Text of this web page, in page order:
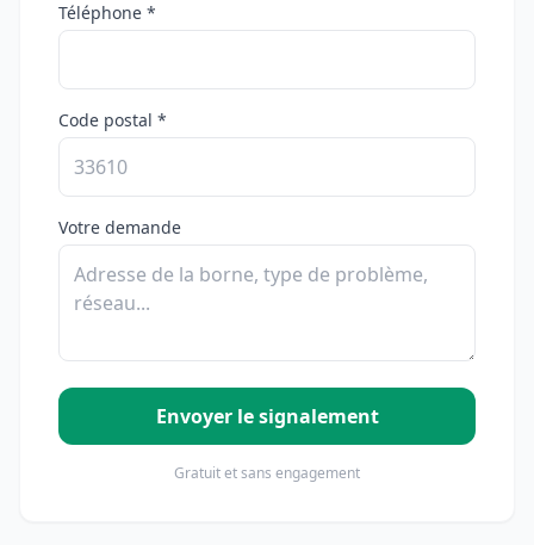
Téléphone *
Code postal *
Votre demande
Envoyer le signalement
Gratuit et sans engagement